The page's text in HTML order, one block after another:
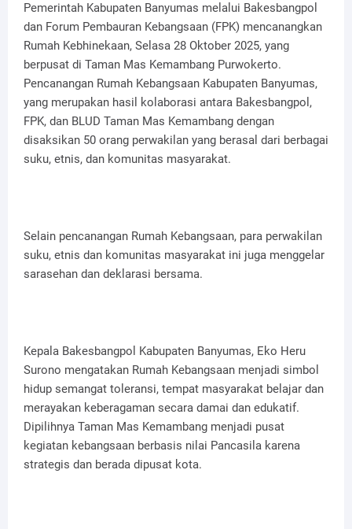
Pemerintah Kabupaten Banyumas melalui Bakesbangpol
dan Forum Pembauran Kebangsaan (FPK) mencanangkan
Rumah Kebhinekaan, Selasa 28 Oktober 2025, yang
berpusat di Taman Mas Kemambang Purwokerto.
Pencanangan Rumah Kebangsaan Kabupaten Banyumas,
yang merupakan hasil kolaborasi antara Bakesbangpol,
FPK, dan BLUD Taman Mas Kemambang dengan
disaksikan 50 orang perwakilan yang berasal dari berbagai
suku, etnis, dan komunitas masyarakat.
Selain pencanangan Rumah Kebangsaan, para perwakilan
suku, etnis dan komunitas masyarakat ini juga menggelar
sarasehan dan deklarasi bersama.
Kepala Bakesbangpol Kabupaten Banyumas, Eko Heru
Surono mengatakan Rumah Kebangsaan menjadi simbol
hidup semangat toleransi, tempat masyarakat belajar dan
merayakan keberagaman secara damai dan edukatif.
Dipilihnya Taman Mas Kemambang menjadi pusat
kegiatan kebangsaan berbasis nilai Pancasila karena
strategis dan berada dipusat kota.